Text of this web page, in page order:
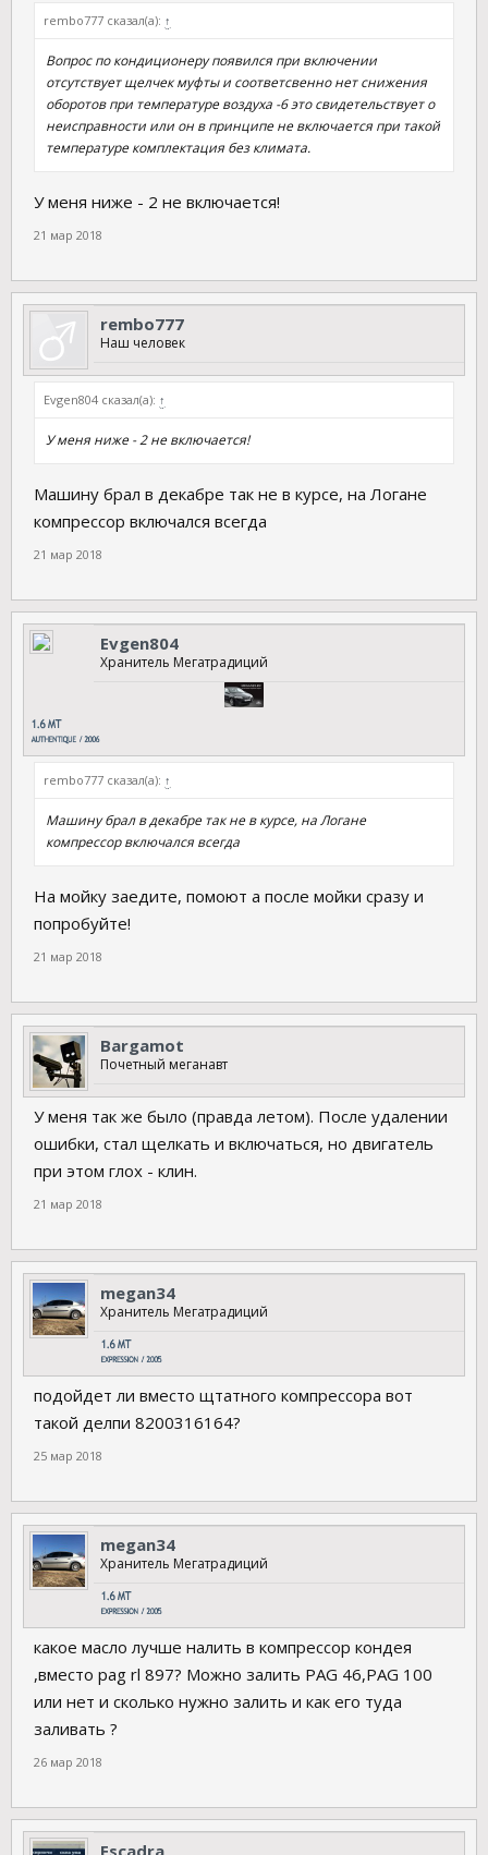
rembo777 сказал(а): ↑
Вопрос по кондиционеру появился при включении
отсутствует щелчек муфты и соответсвенно нет снижения
оборотов при температуре воздуха -6 это свидетельствует о
неисправности или он в принципе не включается при такой
температуре комплектация без климата.
У меня ниже - 2 не включается!
21 мар 2018
rembo777
Наш человек
Evgen804 сказал(а): ↑
У меня ниже - 2 не включается!
Машину брал в декабре так не в курсе, на Логане
компрессор включался всегда
21 мар 2018
Evgen804
Хранитель Мегатрадиций
rembo777 сказал(а): ↑
Машину брал в декабре так не в курсе, на Логане
компрессор включался всегда
На мойку заедите, помоют а после мойки сразу и
попробуйте!
21 мар 2018
Bargamot
Почетный меганавт
У меня так же было (правда летом). После удалении
ошибки, стал щелкать и включаться, но двигатель
при этом глох - клин.
21 мар 2018
megan34
Хранитель Мегатрадиций
подойдет ли вместо щтатного компрессора вот
такой делпи 8200316164?
25 мар 2018
megan34
Хранитель Мегатрадиций
какое масло лучше налить в компрессор кондея
,вместо pag rl 897? Можно залить PAG 46,PAG 100
или нет и сколько нужно залить и как его туда
заливать ?
26 мар 2018
Escadra